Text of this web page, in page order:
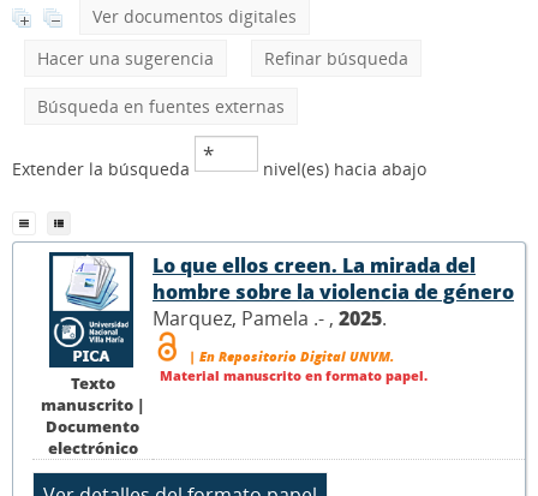
Ver documentos digitales
Hacer una sugerencia
Refinar búsqueda
Búsqueda en fuentes externas
Extender la búsqueda nivel(es) hacia abajo
Texto
manuscrito |
Documento
electrónico
Lo que ellos creen. La mirada del
hombre sobre la violencia de género
Marquez, Pamela .- , 2025.
| En Repositorio Digital UNVM.
Material manuscrito en formato papel.